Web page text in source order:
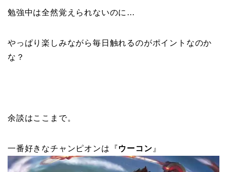
勉強中は全然覚えられないのに…
やっぱり楽しみながら毎日触れるのがポイントなのか
な？
余談はここまで。
一番好きなチャンピオンは『ウーコン 』